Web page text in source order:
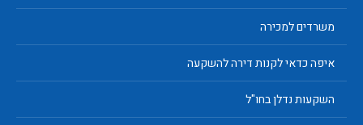
משרדים למכירה
איפה כדאי לקנות דירה להשקעה
השקעות נדלן בחו"ל